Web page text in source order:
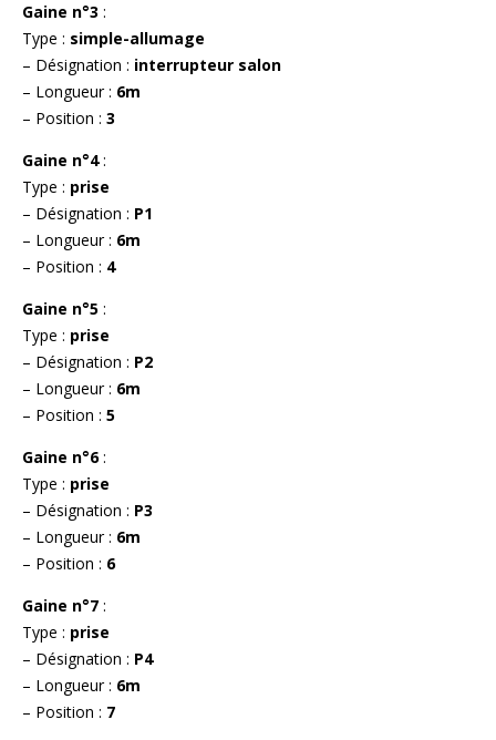
Gaine n°3 :
Type : simple-allumage
– Désignation : interrupteur salon
– Longueur : 6m
– Position : 3
Gaine n°4:
Type : prise
– Désignation : P1
– Longueur : 6m
– Position : 4
Gaine n°5 :
Type : prise
– Désignation : P2
– Longueur : 6m
– Position : 5
Gaine n°6:
Type : prise
– Désignation : P3
– Longueur : 6m
– Position : 6
Gaine n°7 :
Type : prise
– Désignation : P4
– Longueur : 6m
– Position : 7